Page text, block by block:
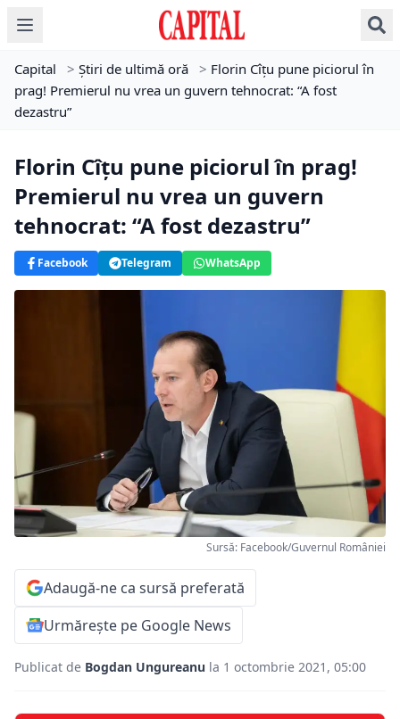
Capital > Știri de ultimă oră > Florin Cîţu pune piciorul în
prag! Premierul nu vrea un guvern tehnocrat: “A fost
dezastru”
Florin Cîţu pune piciorul în prag!
Premierul nu vrea un guvern
tehnocrat: “A fost dezastru”
Facebook Telegram WhatsApp
Sursă: Facebook/Guvernul României
Adaugă-ne ca sursă preferată
Urmărește pe Google News
Publicat de Bogdan Ungureanu la 1 octombrie 2021, 05:00